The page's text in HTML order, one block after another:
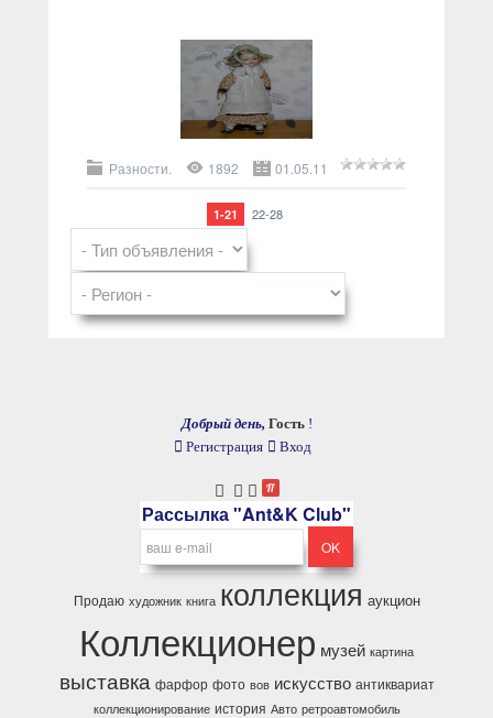
Разности. 1892 01.05.11
1-21 22-28
Добрый день, Гость !
Регистрация
Вход
Рассылка "Ant&K Club"
Продаю художник книга коллекция аукцион
Коллекционер музей картина
выставка фарфор фото вов искусство антиквариат
коллекционирование история Авто ретроавтомобиль